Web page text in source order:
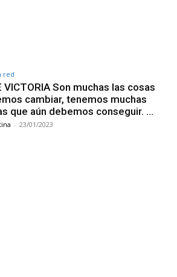
red
VICTORIA Son muchas las cosas
cambiar, tenemos muchas
que aún debemos conseguir. …
- 23/01/2023